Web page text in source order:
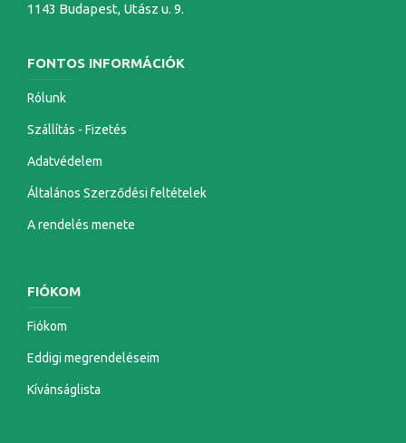
1143 Budapest, Utász u. 9.
FONTOS INFORMÁCIÓK
Rólunk
Szállítás - Fizetés
Adatvédelem
Általános Szerződési feltételek
A rendelés menete
FIÓKOM
Fiókom
Eddigi megrendeléseim
Kívánságlista